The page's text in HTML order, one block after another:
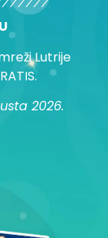
Lutrije
2026.